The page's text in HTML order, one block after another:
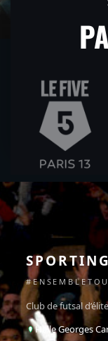
Club de futsal
Halle Georges